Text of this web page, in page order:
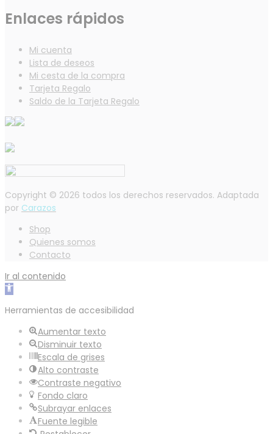
Enlaces rápidos
Mi cuenta
Lista de deseos
Mi cesta de la compra
Tarjeta Regalo
Saldo de la Tarjeta Regalo
Copyright © 2026 todos los derechos reservados. Adaptada
por Carazos
Shop
Quienes somos
Contacto
Ir al contenido
Abrir
de
herramientas
Herramientas de accesibilidad
Aumentar texto
Disminuir texto
Escala de grises
Alto contraste
Contraste negativo
Fondo claro
Subrayar enlaces
Fuente legible